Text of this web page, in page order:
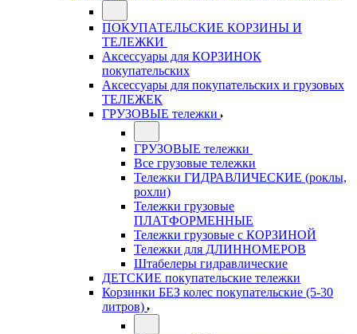
ПОКУПАТЕЛЬСКИЕ КОРЗИНЫ И
ТЕЛЕЖКИ
Аксессуары для КОРЗИНОК
покупательских
Аксессуары для покупательских и грузовых
ТЕЛЕЖЕК
ГРУЗОВЫЕ тележки
ГРУЗОВЫЕ тележки
Все грузовые тележки
Тележки ГИДРАВЛИЧЕСКИЕ (роклы,
рохли)
Тележки грузовые
ПЛАТФОРМЕННЫЕ
Тележки грузовые с КОРЗИНОЙ
Тележки для ДЛИННОМЕРОВ
Штабелеры гидравлические
ДЕТСКИЕ покупательские тележки
Корзинки БЕЗ колес покупательские (5-30
литров)